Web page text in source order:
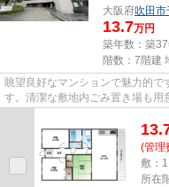
大阪府吹田市
13.7万円
築年数：築37
階数：7階建
眺望良好なマンションで魅力的
す。清潔な敷地内ごみ置き場も
(管理
敷：
所在